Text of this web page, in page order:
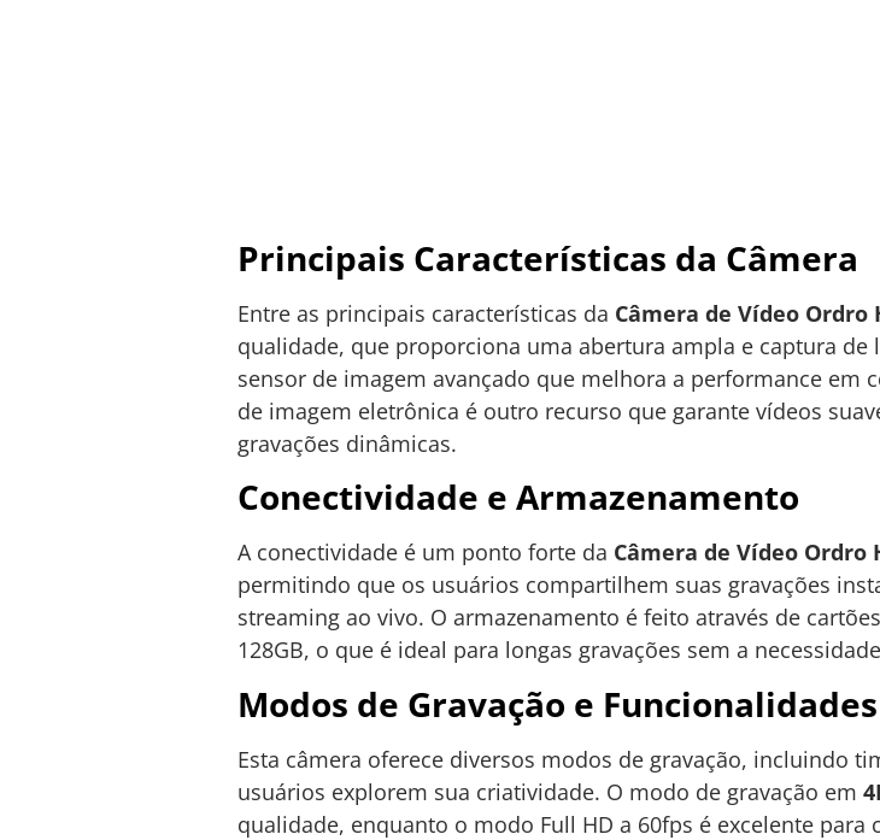
Principais Características da Câmera
Entre as principais características da Câmera de Vídeo Ordro
qualidade, que proporciona uma abertura ampla e captura
sensor de imagem avançado que melhora a performance em
de imagem eletrônica é outro recurso que garante vídeos
gravações dinâmicas.
Conectividade e Armazenamento
A conectividade é um ponto forte da Câmera de Vídeo Ordro
permitindo que os usuários compartilhem suas gravações
streaming ao vivo. O armazenamento é feito através de
128GB, o que é ideal para longas gravações sem a
Modos de Gravação e Funcionalidades
Esta câmera oferece diversos modos de gravação, incluindo
usuários explorem sua criatividade. O modo de gravação em
qualidade, enquanto o modo Full HD a 60fps é excelente para